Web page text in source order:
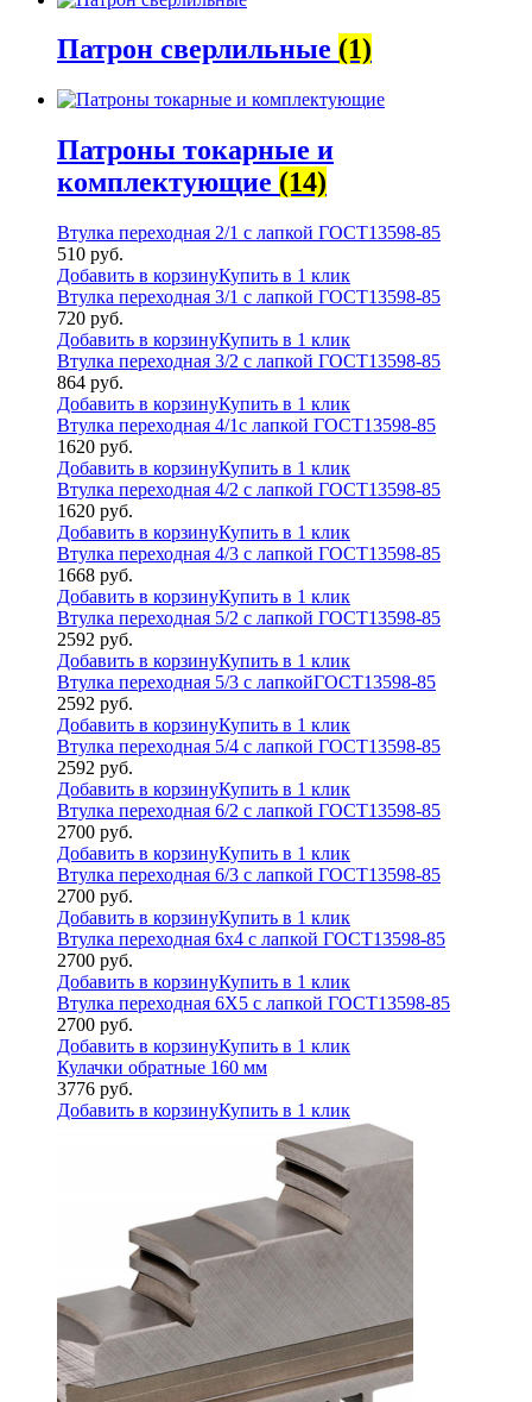
Патрон сверлильные (1)
Патроны токарные и
комплектующие (14)
Втулка переходная 2/1 с лапкой ГОСТ13598-85
510 руб.
Добавить в корзинуКупить в 1 клик
Втулка переходная 3/1 с лапкой ГОСТ13598-85
720 руб.
Добавить в корзинуКупить в 1 клик
Втулка переходная 3/2 с лапкой ГОСТ13598-85
864 руб.
Добавить в корзинуКупить в 1 клик
Втулка переходная 4/1с лапкой ГОСТ13598-85
1620 руб.
Добавить в корзинуКупить в 1 клик
Втулка переходная 4/2 с лапкой ГОСТ13598-85
1620 руб.
Добавить в корзинуКупить в 1 клик
Втулка переходная 4/3 с лапкой ГОСТ13598-85
1668 руб.
Добавить в корзинуКупить в 1 клик
Втулка переходная 5/2 с лапкой ГОСТ13598-85
2592 руб.
Добавить в корзинуКупить в 1 клик
Втулка переходная 5/3 с лапкойГОСТ13598-85
2592 руб.
Добавить в корзинуКупить в 1 клик
Втулка переходная 5/4 с лапкой ГОСТ13598-85
2592 руб.
Добавить в корзинуКупить в 1 клик
Втулка переходная 6/2 с лапкой ГОСТ13598-85
2700 руб.
Добавить в корзинуКупить в 1 клик
Втулка переходная 6/3 с лапкой ГОСТ13598-85
2700 руб.
Добавить в корзинуКупить в 1 клик
Втулка переходная 6х4 с лапкой ГОСТ13598-85
2700 руб.
Добавить в корзинуКупить в 1 клик
Втулка переходная 6Х5 с лапкой ГОСТ13598-85
2700 руб.
Добавить в корзинуКупить в 1 клик
Кулачки обратные 160 мм
3776 руб.
Добавить в корзинуКупить в 1 клик